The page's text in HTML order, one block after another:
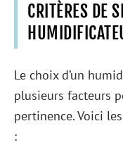
CRITÈRES DE
Le choix d’un
plusieurs facteurs
pertinence. Voici
: